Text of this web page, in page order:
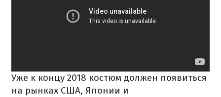
Уже к концу 2018 костюм должен появиться
на рынках США, Японии и